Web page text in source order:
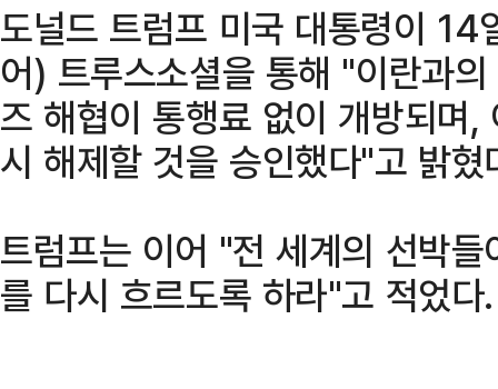
도널드 트럼프 미국 대통령이
어) 트루스소셜을 통해 "이란과
즈 해협이 통행료 없이 개방되며
시 해제할 것을 승인했다"고 밝혔
트럼프는 이어 "전 세계의 선박
를 다시 흐르도록 하라"고 적었다.